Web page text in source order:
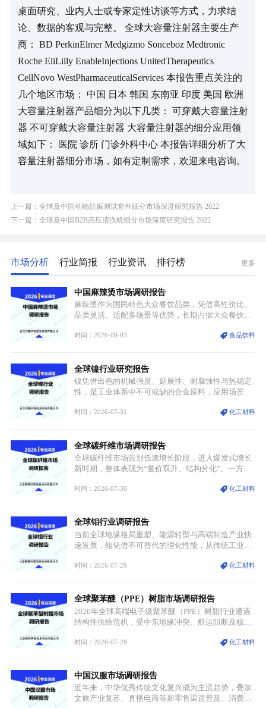
桌面研究、业内人士或专家定性访谈等方式，力求结
论、数据的客观与完整。 全球大容量注射器主要生产
商： BD PerkinElmer Medgizmo Sonceboz Medtronic
Roche EliLilly EnableInjections UnitedTherapeutics
CellNovo WestPharmaceuticalServices 本报告重点关注的
几个地区市场： 中国 日本 韩国 东南亚 印度 美国 欧洲
大容量注射器产品细分为以下几类： 可穿戴大容量注射
器 不可穿戴大容量注射器 大容量注射器的细分应用领
域如下： 医院 诊所 门诊外科中心 本报告详细分析了大
容量注射器细分市场，如有定制需求，欢迎来电咨询。
上一篇：全球及中国动物妊娠测试套件细分市场深度研究报告 2022
下一篇：全球及中国B2B高压清洗机细分市场深度研究报告 2022
市场分析 行业简报 行业资讯 排行榜 更多
中国麻辣烫市场调研报告
麻辣烫作为国民特色大众餐饮品类，凭借高性价比、
品类灵活、适配多场景等优势，长期占据大众餐饮重
型，叠加消费需求升级、线上流量变革、新零售业态
特点，在消费、创业、政策、技术多重驱动下，依旧
具备强劲的发展活力。
时间：2026-08-03 食品饮料
全球镍行业研究报告
镍凭借出色的机械强度、延展性、耐腐蚀性与热稳定
性，是工业体系中不可或缺的合金原料，应用场景横
用价值难以被替代。依托理化优势，镍被全球主要经
型为新能源核心战略矿产，全球产业形成“印尼掌控
资源与产能、中国主导消费与技术、工艺向低碳湿法
迭代、再生镍加速补位”的全新格局。
时间：2026-07-31 化工材料
全球碳纤维市场调研报告
全球碳纤维市场告别低速增长阶段，进入爆发式增长
新时期，整体表现为“量价双升、结构分化”。一方面
持续扩张；另一方面产品、需求、应用场景呈现明显
体规模扩张，高附加值领域与规模化工业应用形成两
大独立增长体系。
时间：2026-07-30 化工材料
全球钼行业调研报告
当前全球地缘格局重塑、能源转型与高端制造产业快
速发展，钼凭借不可替代的理化性能，从传统工业金
需格局重构、价值体系重估的新阶段。钼是典型难熔
贯穿传统工业、高端制造、军工、新能源等多个核心
产业，成为现代工业体系中不可或缺的基础材料。
时间：2026-07-29 化工材料
全球聚苯醚（PPE）树脂市场调研报告
2026年全球高端电子级聚苯醚（PPE）树脂行业遭遇
结构性供给危机，受中东地缘冲突、航运阻断及核心
停产，行业长期维持寡头垄断的供应链格局彻底瓦
价无市”的供给真空，并沿高频覆铜板、PCB电路板向
AI服务器、5G基站等高端电子终端持续传导，全产业
链生产、成本、交付均承受巨大压力。
时间：2026-07-28 化工材料
中国汉服市场调研报告
近年来，中华优秀传统文化复兴成为主流趋势，叠加
文旅产业复苏、直播电商等新零售渠道普及、消费群